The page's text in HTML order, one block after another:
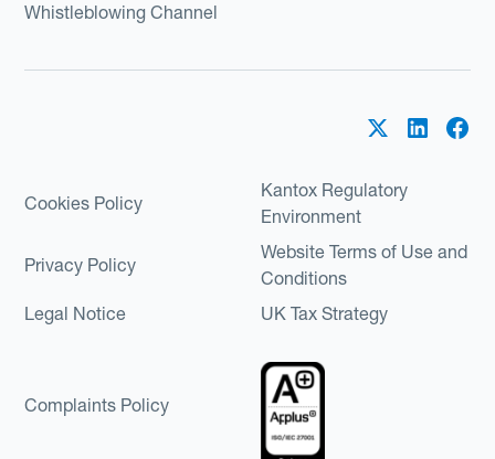
Whistleblowing Channel
Cookies Policy
Kantox Regulatory
Environment
Privacy Policy
Website Terms of Use and
Conditions
Legal Notice
UK Tax Strategy
Complaints Policy